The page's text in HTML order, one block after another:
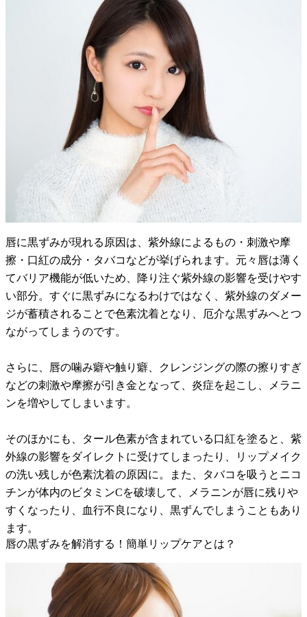
唇に黒ずみが現れる原因は、紫外線によるもの・刺激や摩
擦・口紅の成分・タバコなどが挙げられます。元々唇は薄く
てバリア機能が低いため、降り注ぐ紫外線の影響を受けやす
い部分。すぐに黒ずみになるわけではなく、紫外線のダメー
ジが蓄積されることで色素沈着となり、厄介な黒ずみへとつ
ながってしまうのです。
さらに、唇の噛み癖や触り癖、クレンジングの際の擦りすぎ
などの刺激や摩擦が引き金となって、炎症を起こし、メラニ
ンを増やしてしまいます。
そのほかにも、タール色素が含まれている口紅を塗ると、紫
外線の影響をダイレクトに受けてしまったり、リップメイク
の洗い残しが色素沈着の原因に。また、タバコを吸うとニコ
チンが体内のビタミンCを破壊して、メラニンが唇に残りや
すくなったり、血行不良になり、黒ずんでしまうこともあり
ます。
唇の黒ずみを解消する！簡単リップケアとは？